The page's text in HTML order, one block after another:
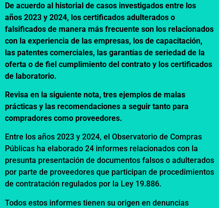
De acuerdo al historial de casos investigados entre los
años 2023 y 2024, los certificados adulterados o
falsificados de manera más frecuente son los relacionados
con la experiencia de las empresas, los de capacitación,
las patentes comerciales, las garantías de seriedad de la
oferta o de fiel cumplimiento del contrato y los certificados
de laboratorio.
Revisa en la siguiente nota, tres ejemplos de malas
prácticas y las recomendaciones a seguir tanto para
compradores como proveedores.
Entre los años 2023 y 2024, el Observatorio de Compras
Públicas ha elaborado 24 informes relacionados con la
presunta presentación de documentos falsos o adulterados
por parte de proveedores que participan de procedimientos
de contratación regulados por la Ley 19.886.
Todos estos informes tienen su origen en denuncias